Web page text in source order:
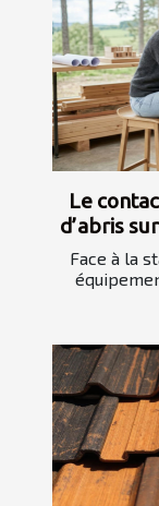
Le
d’abris
Face à la